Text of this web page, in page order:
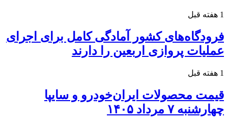
1 هفته قبل
فرودگاه‌های کشور آمادگی کامل برای اجرای
عملیات پروازی اربعین را دارند
1 هفته قبل
قیمت محصولات ایران‌خودرو و سایپا
چهارشنبه ۷ مرداد ۱۴۰۵